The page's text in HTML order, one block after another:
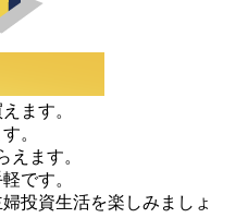
ます。
。
えます。
です。
投資生活を楽しみましょ